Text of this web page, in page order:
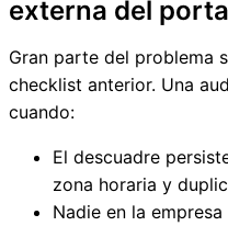
externa del
Gran parte del problema
checklist anterior. Una
cuando:
El descuadre
zona horaria y
Nadie en la